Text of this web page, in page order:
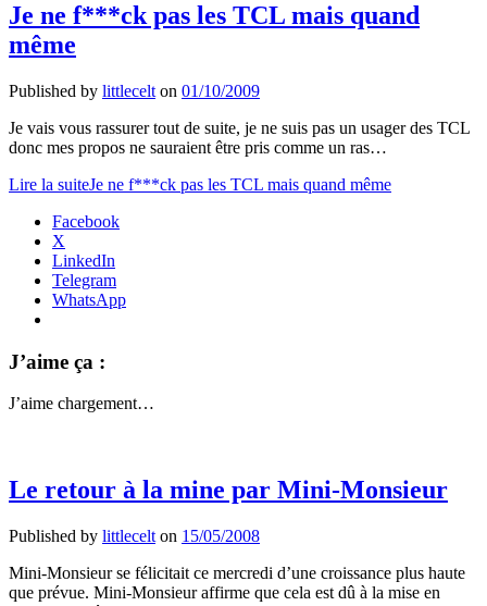
Je ne f***ck pas les TCL mais quand
même
Published by littlecelt on 01/10/2009
Je vais vous rassurer tout de suite, je ne suis pas un usager des TCL
donc mes propos ne sauraient être pris comme un ras…
Lire la suiteJe ne f***ck pas les TCL mais quand même
Facebook
X
LinkedIn
Telegram
WhatsApp
J’aime ça :
J’aime chargement…
Le retour à la mine par Mini-Monsieur
Published by littlecelt on 15/05/2008
Mini-Monsieur se félicitait ce mercredi d’une croissance plus haute
que prévue. Mini-Monsieur affirme que cela est dû à la mise en